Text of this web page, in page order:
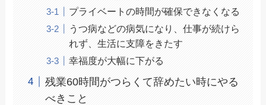
プライベートの時間が確保できなくなる
うつ病などの病気になり、仕事が続けら
れず、生活に支障をきたす
幸福度が大幅に下がる
残業60時間がつらくて辞めたい時にやる
べきこと